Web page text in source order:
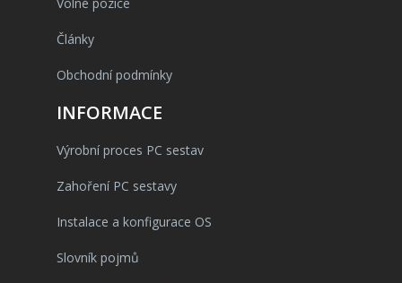
Články
Obchodní podmínky
INFORMACE
Výrobní proces PC sestav
Zahoření PC sestavy
Instalace a konfigurace OS
Slovník pojmů